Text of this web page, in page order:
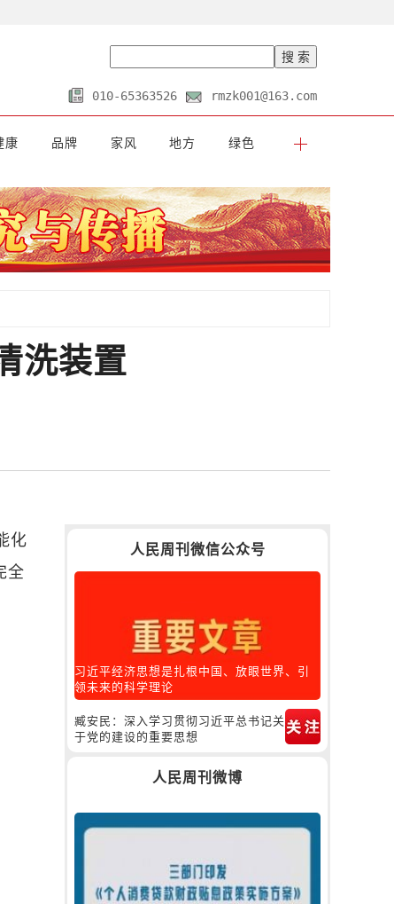
010-65363526 rmzk001@163.com
康 品牌 家风 地方 绿色
洗装置
化
全
人民周刊微信公众号
习近平经济思想是扎根中国、放眼世界、引
领未来的科学理论
臧安民：深入学习贯彻习近平总书记关
于党的建设的重要思想
人民周刊微博